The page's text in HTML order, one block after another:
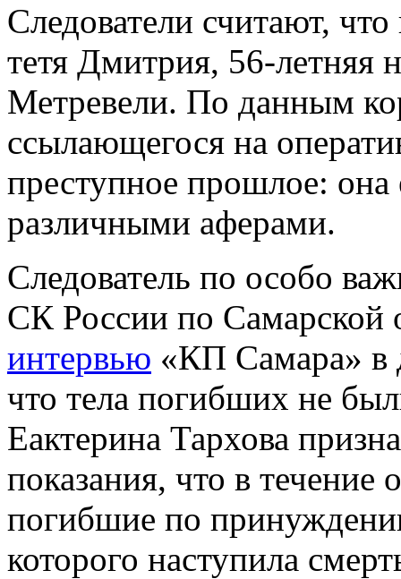
Следователи считают,
тетя Дмитрия, 56-летняя
Метревели. По данным
ссылающегося на
преступное прошлое: она
различными аферами.
Следователь по особо
СК России по Самарской
интервью «КП Самара» в
что тела погибших не
Еактерина Тархова
показания, что в течение
погибшие по
которого наступила